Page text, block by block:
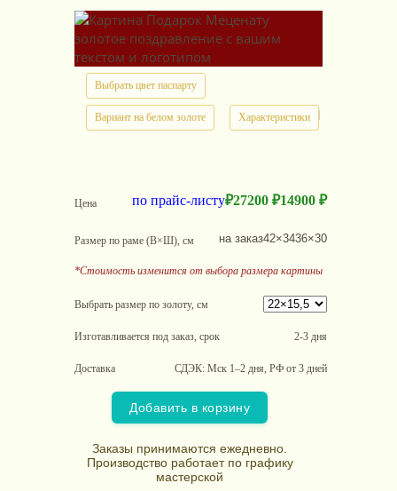
Выбрать цвет паспарту
Вариант на белом золоте Характеристики
арт.14701
Цена 14900 ₽
27200 ₽
₽
по прайс-листу
Размер по раме (В×Ш), см 36×30
42×34
на заказ
*Стоимость изменится от выбора размера картины
Выбрать размер по золоту, см
Изготавливается под заказ, срок 2-3 дня
Доставка СДЭК: Мск 1–2 дня, РФ от 3 дней
Добавить в корзину
Заказы принимаются ежедневно.
Производство работает по графику
мастерской